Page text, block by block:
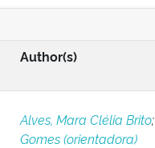
Author(s)
Alves, Mara Clélia Brito;
Gomes (orientadora)